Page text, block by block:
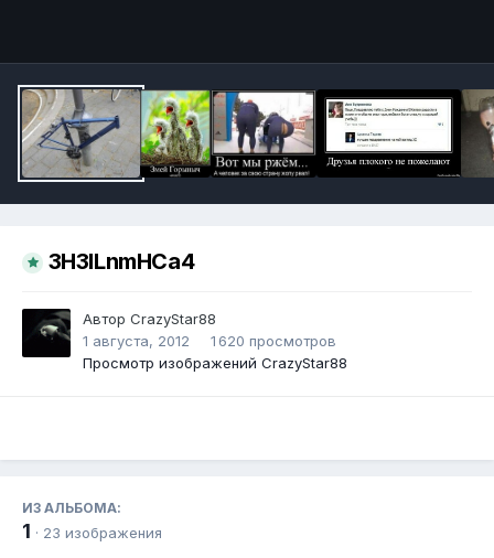
3H3lLnmHCa4
Автор CrazyStar88
1 августа, 2012
1 620 просмотров
Просмотр изображений CrazyStar88
ИЗ АЛЬБОМА:
1 · 23 изображения